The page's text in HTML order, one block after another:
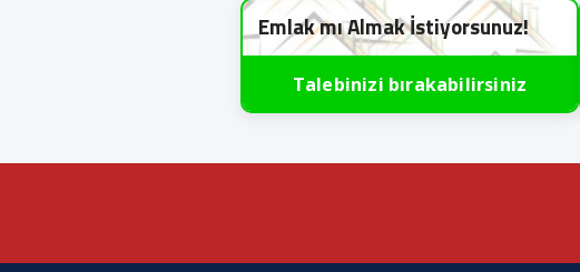
Emlak mı Almak İstiyorsunuz!
Talebinizi bırakabilirsiniz